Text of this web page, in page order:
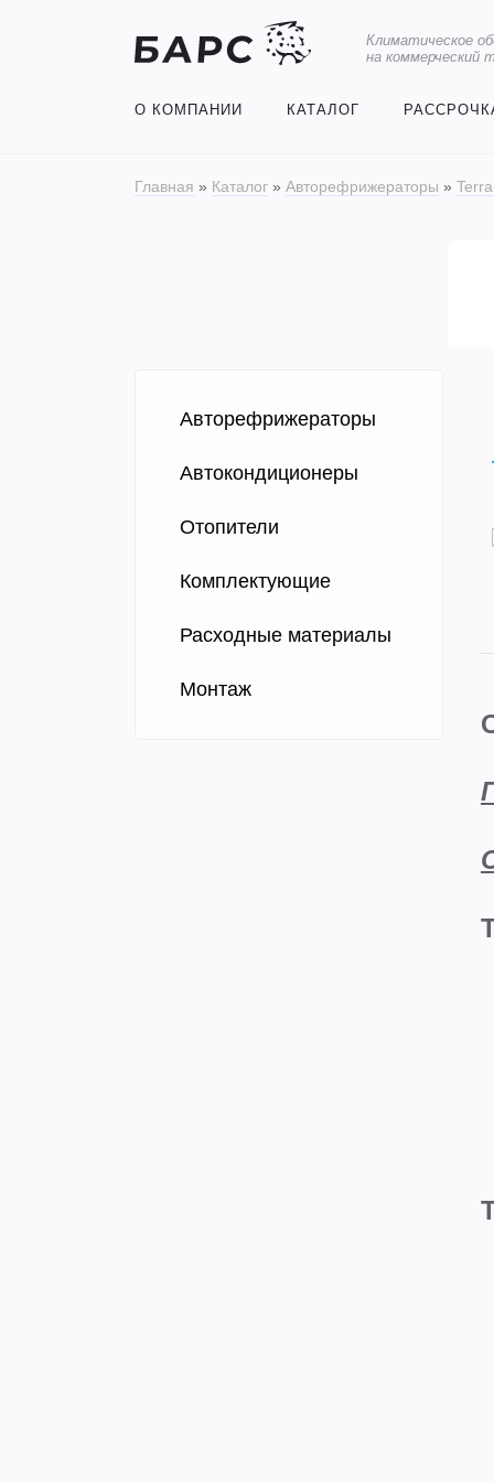
Климатическое
на коммерческий
О КОМПАНИИ КАТАЛОГ
Главная » Каталог » Авторефрижераторы »
Авторефрижераторы
Автокондиционеры
Отопители
Комплектующие
Расходные материалы
Монтаж